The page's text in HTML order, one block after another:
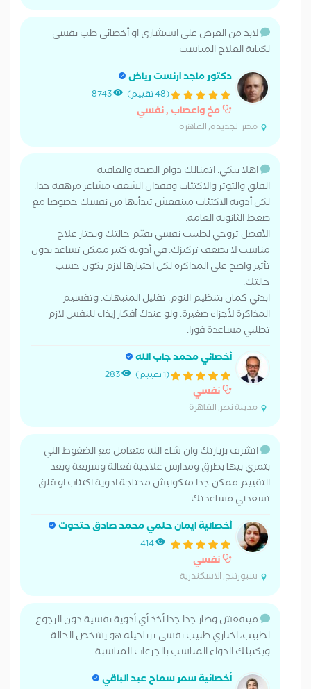
لابد من العرض على استشارى او أخصائي طب نفسى
لكتابة العلاج المناسب
دكتور ماجد ارنست رياض
(48 تقييم) 8743
مخ واعصاب , نفسي
مصر الجديدة, القاهرة
اهلا بيكي. اتمنالك دوام الصحة والعافية
القلق والتوتر والاكتئاب وفقدان الشغف مشاعر مرهقة جدا.
لكن أدوية الاكتئاب مينفعش تبدأيها من نفسك خصوصا مع
ضغط الثانوية العامة.
الأفضل تروحي لطبيب نفسي يقيّم حالتك ويختار علاج
مناسب لا يضعف تركيزك. في أدوية كتير ممكن تساعد بدون
تأثير واضح على المذاكرة لكن اختيارها لازم يكون حسب
حالتك.
ابدئي كمان بتنظيم النوم. تقليل المنبهات. وتقسيم
المذاكرة لأجزاء صغيرة. ولو عندك أفكار إيذاء للنفس لازم
تطلبي مساعدة فورا.
أخصائي محمد جاب الله
(1 تقييم) 283
نفسي
مدينة نصر, القاهرة
اتشرف بزيارتك وان شاء الله متعامل مع الضغوط اللي
بتمري بيها بطرق ومدارس علاجية فعالة وسريعة وبعد
التقييم ممكن جدا متكونيش محتاجة ادوية اكتئاب او قلق .
تسعدني مساعدتك .
أخصائية ايمان حلمي محمد صادق حتحوت
414
نفسي
سبورتنج, الاسكندرية
مينفعش وضار جدا جدا أخذ أي أدوية نفسية دون الرجوع
لطبيب، اختاري طبيب نفسي ترتاحيله هو يشخص الحالة
ويكتبلك الدواء المناسب بالجرعات المناسبة
أخصائية سمر سماح عبد الباقي